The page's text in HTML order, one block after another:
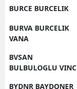
BURCE BURCELIK
BURVA BURCELIK
VANA
BVSAN
BULBULOGLU VINC
BYDNR BAYDONER